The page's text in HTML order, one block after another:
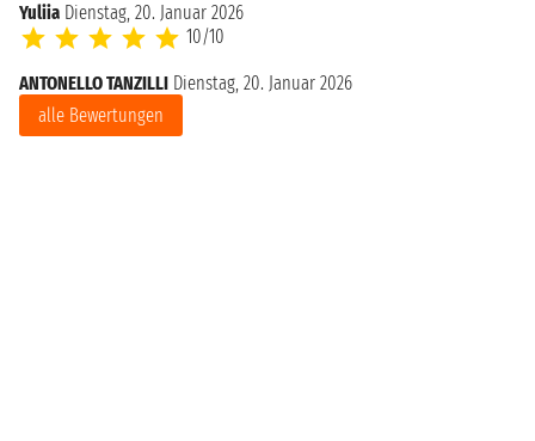
Yuliia Dienstag, 20. Januar 2026
10/10
ANTONELLO TANZILLI Dienstag, 20. Januar 2026
alle Bewertungen